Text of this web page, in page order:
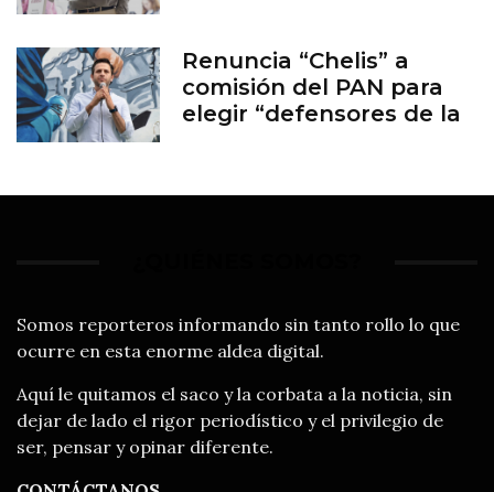
Renuncia “Chelis” a
comisión del PAN para
elegir “defensores de la
Somos reporteros informando sin tanto rollo lo que
ocurre en esta enorme aldea digital.
Aquí le quitamos el saco y la corbata a la noticia, sin
dejar de lado el rigor periodístico y el privilegio de
ser, pensar y opinar diferente.